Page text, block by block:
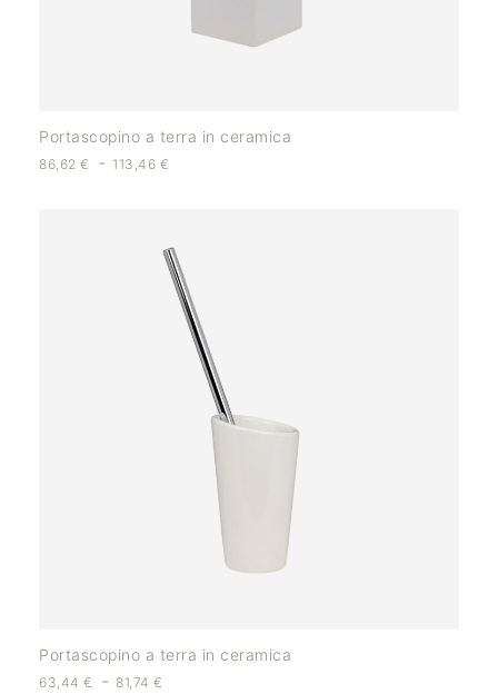
Portascopino a terra in ceramica
86,62 € - 113,46 €
Portascopino a terra in ceramica
63,44 € - 81,74€